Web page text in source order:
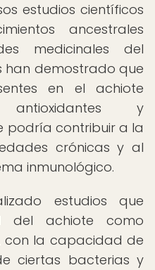
estudios científicos
ancestrales
medicinales del
han demostrado que
en el achiote
y
podría contribuir a la
crónicas y al
inmunológico.
estudios que
del achiote como
con la capacidad de
ciertas bacterias y